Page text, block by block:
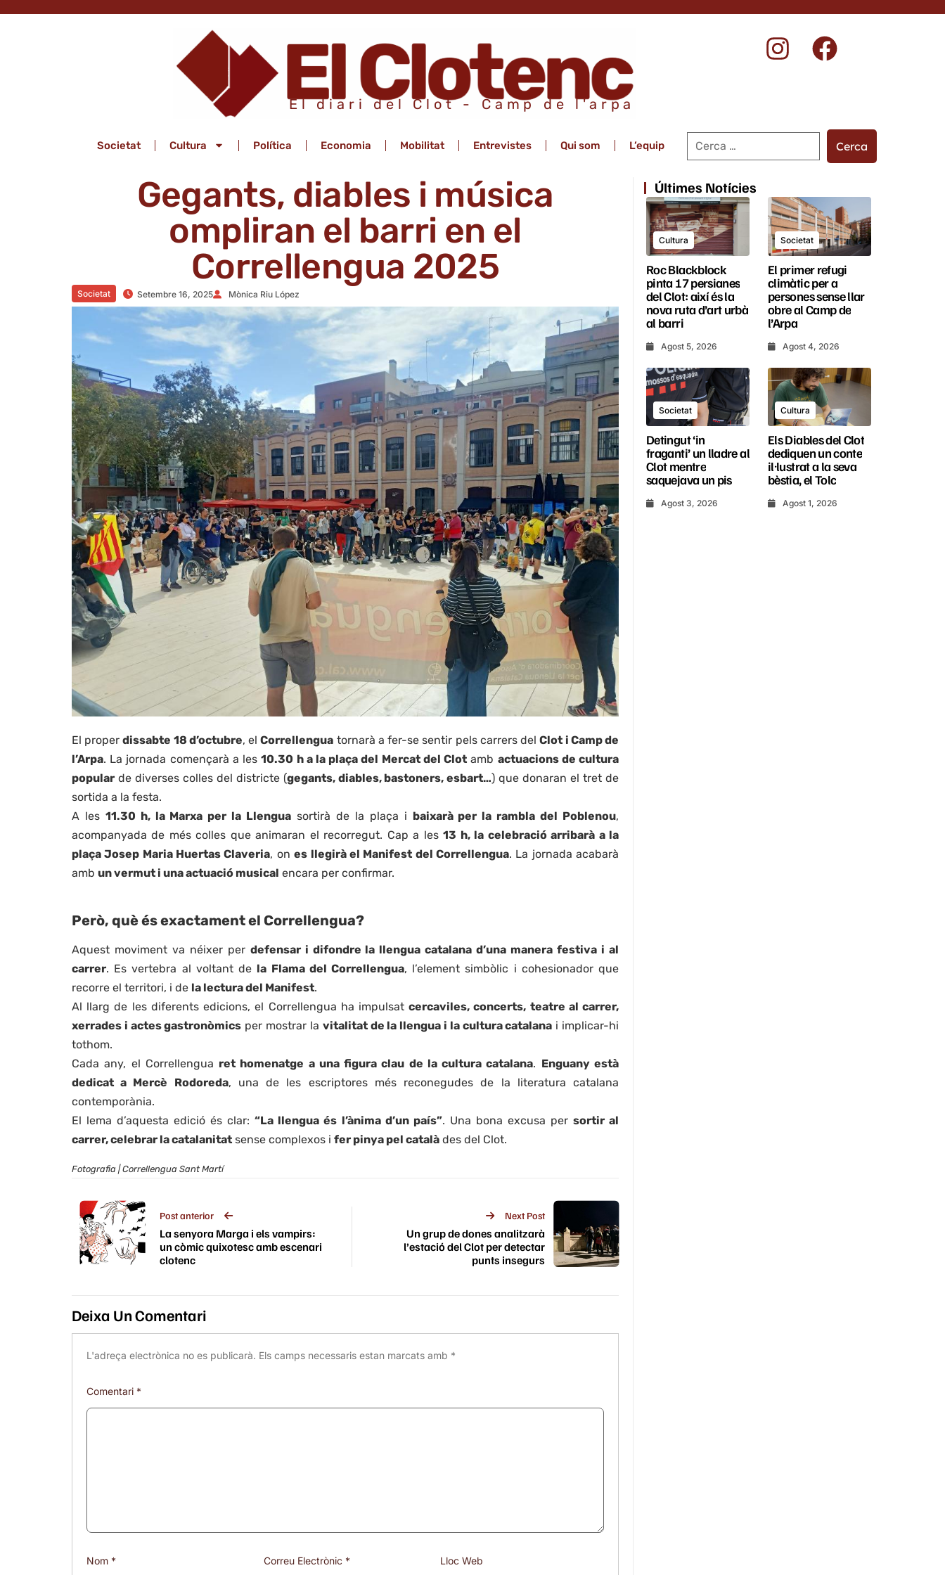
El diari del Clot - Camp de l'arpa
Societat Cultura Política Economia Mobilitat Entrevistes Qui som L’equip
Gegants, diables i música
ompliran el barri en el
Correllengua 2025
Societat Setembre 16, 2025 Mònica Riu López
El properdissabte 18 d’octubre, elCorrellengua tornarà a fer-se sentir pels carrers delClot i Camp de
l’Arpa. La jornada començarà a les10.30 h a la plaça del Mercat del Clot amb actuacions de cultura
popular de diverses colles del districte (gegants, diables, bastoners, esbart…) que donaran el tret de
sortida a la festa.
A les 11.30 h, la Marxa per la Llengua sortirà de la plaça i baixarà per la rambla del Poblenou,
acompanyada de més colles que animaran el recorregut. Cap a les13 h, la celebració arribarà a la
plaça Josep Maria Huertas Claveria, ones llegirà el Manifest del Correllengua. La jornada acabarà
amb un vermut i una actuació musical encara per confirmar.
Però, què és exactament el Correllengua?
Aquest moviment va néixer per defensar i difondre la llengua catalana d’una manera festiva i al
carrer. Es vertebra al voltant de la Flama del Correllengua, l’element simbòlic i cohesionador que
recorre el territori, i de la lectura del Manifest.
Al llarg de les diferents edicions, el Correllengua ha impulsatcercaviles, concerts, teatre al carrer,
xerrades i actes gastronòmics per mostrar la vitalitat de la llengua i la cultura catalana i implicar-hi
tothom.
Cada any, el Correllengua ret homenatge a una figura clau de la cultura catalana. Enguany està
dedicat a Mercè Rodoreda, una de les escriptores més reconegudes de la literatura catalana
contemporània.
El lema d’aquesta edició és clar:“La llengua és l’ànima d’un país”. Una bona excusa per sortir al
carrer, celebrar la catalanitat sense complexos i fer pinya pel català des del Clot.
Fotografia | Correllengua Sant Martí
Post anterior
La senyora Marga i els vampirs:
un còmic quixotesc amb escenari
clotenc
Next Post
Un grup de dones analitzarà
l’estació del Clot per detectar
punts insegurs
Deixa Un Comentari
L'adreça electrònica no es publicarà. Els camps necessaris estan marcats amb *
Comentari *
Nom * Correu Electrònic * Lloc Web
Últimes Notícies
Cultura
Roc Blackblock
pinta 17 persianes
del Clot: així és la
nova ruta d’art urbà
al barri
Agost 5, 2026
Societat
El primer refugi
climàtic per a
persones sense llar
obre al Camp de
l’Arpa
Agost 4, 2026
Societat
Detingut ‘in
fraganti’ un lladre al
Clot mentre
saquejava un pis
Agost 3, 2026
Cultura
Els Diables del Clot
dediquen un conte
il·lustrat a la seva
bèstia, el Tolc
Agost 1, 2026